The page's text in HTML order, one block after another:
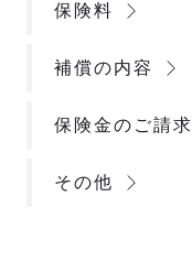
保険料
補償の内容
保険金のご請求
その他